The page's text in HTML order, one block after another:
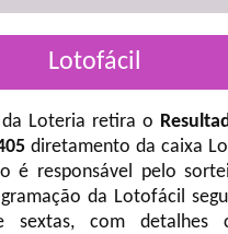
Lotofácil
Loteria retira o
diretamento da caixa
é responsável pelo
da Lotofácil
sextas, com detalhes